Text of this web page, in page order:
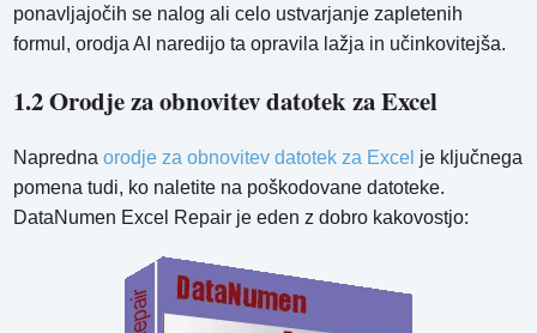
ponavljajočih se nalog ali celo ustvarjanje zapletenih
formul, orodja AI naredijo ta opravila lažja in učinkovitejša.
1.2 Orodje za obnovitev datotek za Excel
Naprednaorodje za obnovitev datotek za Excel je ključnega
pomena tudi, ko naletite na poškodovane datoteke.
DataNumen Excel Repair je eden z dobro kakovostjo: